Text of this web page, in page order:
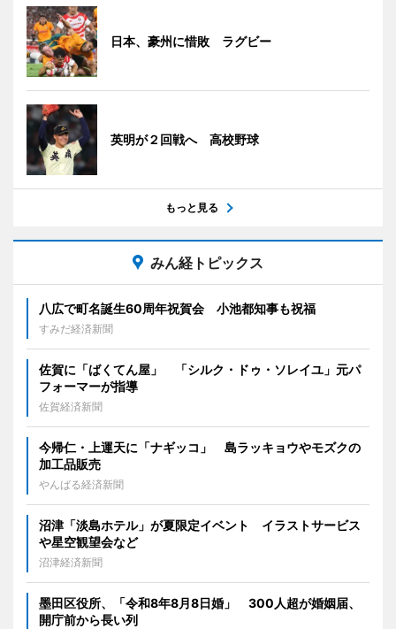
日本、豪州に惜敗 ラグビー
英明が２回戦へ 高校野球
もっと見る
みん経トピックス
八広で町名誕生60周年祝賀会 小池都知事も祝福
すみだ経済新聞
佐賀に「ばくてん屋」 「シルク・ドゥ・ソレイユ」元パ
フォーマーが指導
佐賀経済新聞
今帰仁・上運天に「ナギッコ」 島ラッキョウやモズクの
加工品販売
やんばる経済新聞
沼津「淡島ホテル」が夏限定イベント イラストサービス
や星空観望会など
沼津経済新聞
墨田区役所、「令和8年8月8日婚」 300人超が婚姻届、
開庁前から長い列